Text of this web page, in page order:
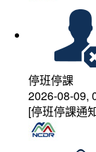
停班停課
2026-08-09,
[停班停課通